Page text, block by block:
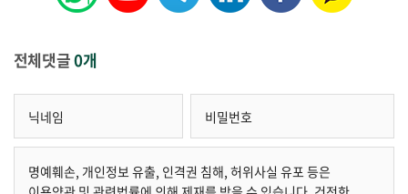
전체댓글0개